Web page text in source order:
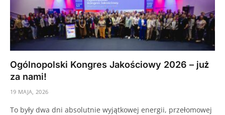
Ogólnopolski Kongres Jakościowy 2026 – już
za nami!
19 MAJA, 2026
To były dwa dni absolutnie wyjątkowej energii, przełomowej